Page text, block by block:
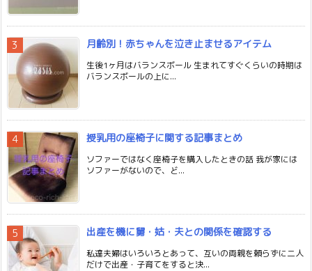
月齢別！赤ちゃんを泣き止ませるアイテム
生後1ヶ月はバランスボール 生まれてすぐくらいの時期は
バランスボールの上に...
授乳用の座椅子に関する記事まとめ
ソファーではなく座椅子を購入したときの話 我が家には
ソファーがないので、ど...
出産を機に舅・姑・夫との関係を確認する
私達夫婦はいろいろとあって、互いの両親を頼らずに二人
だけで出産・子育てをすると決...